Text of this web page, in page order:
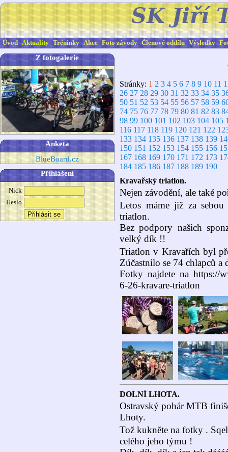
Úvod Aktuality Tréninky Akce Foto závody Členové oddílu Výsledky
Z fotogalerie
Anketa
BlueBoard.cz
Přihlášení
Nick
Heslo
Stránky: 1 2 3 4 5 6 7 8 9 10 11
26 27 28 29 30 31 32 33 34 35
50 51 52 53 54 55 56 57 58 59
74 75 76 77 78 79 80 81 82 83
98 99 100 101 102 103 104 105
116 117 118 119 120 121 122
133 134 135 136 137 138 139
150 151 152 153 154 155 156
167 168 169 170 171 172 173
184 185 186 187 188 189 190
Kravařský triatlon.
Nejen závodění, ale také
Letos máme již za
triatlon.
Bez podpory našich
velký dík !!
Triatlon v Kravařích byl
Zúčastnilo se 74 chlapců a
Fotky najdete na https://
6-26-kravare-triatlon
DOLNÍ LHOTA.
Ostravský pohár MTB
Lhoty.
Tož kukněte na fotky .
celého jeho týmu !